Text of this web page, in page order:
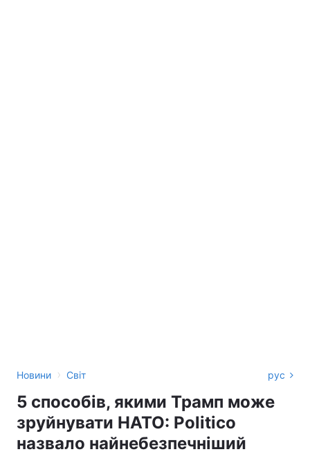
Новини › Світ рус
5 способів, якими Трамп може
зруйнувати НАТО: Politico
назвало найнебезпечніший